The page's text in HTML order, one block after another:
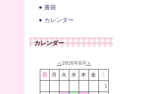
書籍
カレンダー
カレンダー
＜2026年8月 ＞
日 月 火 水 木 金 土
1